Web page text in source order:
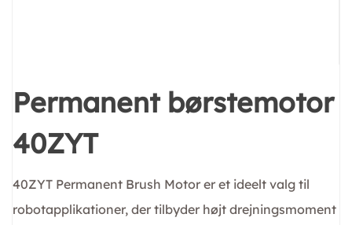
Permanent børstemotor
40ZYT
40ZYT Permanent Brush Motor er et ideelt valg til
robotapplikationer, der tilbyder højt drejningsmoment